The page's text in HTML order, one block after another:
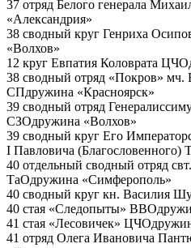
37 отряд Белого генерала
«Александрия»
38 сводный круг Генриха
«Волхов»
12 круг Евпатия Коловрата ЦЧО
38 сводный отряд «Покров» мч.
СПдружина «Красноярск»
39 сводный отряд
СЗОдружина «Волхов»
39 сводный круг Его
I Павловича (Благословенного)
40 отдельный сводный отряд
ТаОдружина «Симферополь»
40 сводный круг кн. Василия
40 стая «Следопыты» ВВО
41 стая «Лесовичек» ЦЧО
41 отряд Олега Ивановича